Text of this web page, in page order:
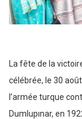
La fête de la
célébrée, le 30
l’armée turque
Dumlupınar, en